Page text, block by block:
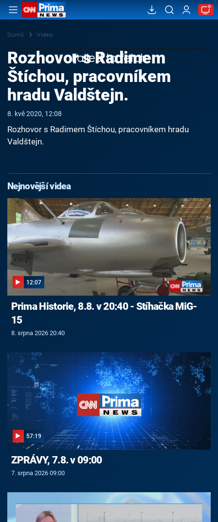
Domů Videa
Failed to fetch
Rozhovor s Radimem
Štíchou, pracovníkem
hradu Valdštejn.
8. kvě 2020, 12:08
Rozhovor s Radimem Štíchou, pracovníkem hradu
Valdštejn.
Nejnovější videa
12:07
Prima Historie, 8.8. v 20:40 - Stíhačka MiG-
15
8. srpna 2026 20:40
57:19
ZPRÁVY, 7.8. v 09:00
7. srpna 2026 09:00